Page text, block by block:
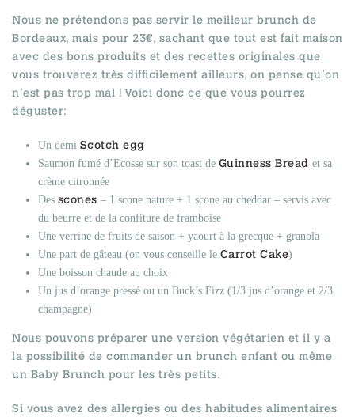
Nous ne prétendons pas servir le meilleur brunch de
Bordeaux, mais pour 23€, sachant que tout est fait maison
avec des bons produits et des recettes originales que
vous trouverez très difficilement ailleurs, on pense qu’on
n’est pas trop mal ! Voici donc ce que vous pourrez
déguster:
Un demi Scotch egg
Saumon fumé d’Ecosse sur son toast de Guinness Bread et sa
crème citronnée
Des scones – 1 scone nature + 1 scone au cheddar – servis avec
du beurre et de la confiture de framboise
Une verrine de fruits de saison + yaourt à la grecque + granola
Une part de gâteau (on vous conseille le Carrot Cake)
Une boisson chaude au choix
Un jus d’orange pressé ou un Buck’s Fizz (1/3 jus d’orange et 2/3
champagne)
Nous pouvons préparer une version végétarien et il y a
la possibilité de commander un brunch enfant ou même
un Baby Brunch pour les très petits.
Si vous avez des allergies ou des habitudes alimentaires